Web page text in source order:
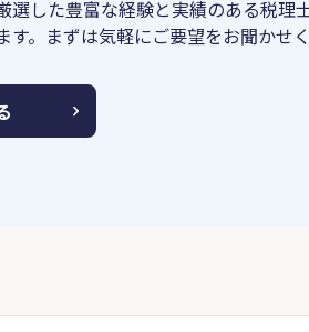
選した豊富な経験と実績のある税理
す。まずは気軽にご要望をお聞かせく